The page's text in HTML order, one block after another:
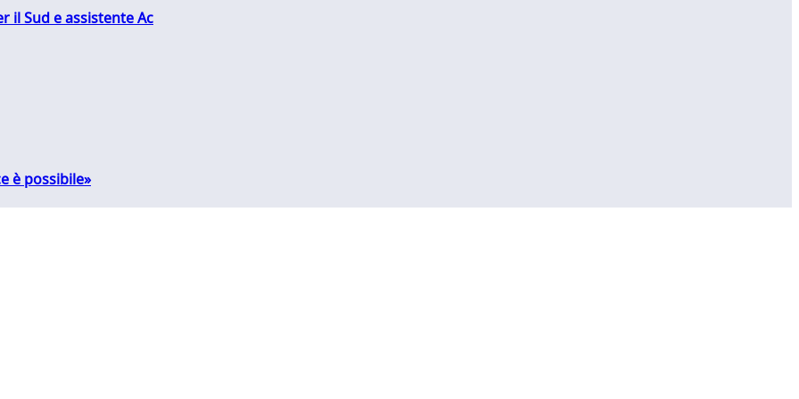
il Sud e assistente Ac
è possibile»